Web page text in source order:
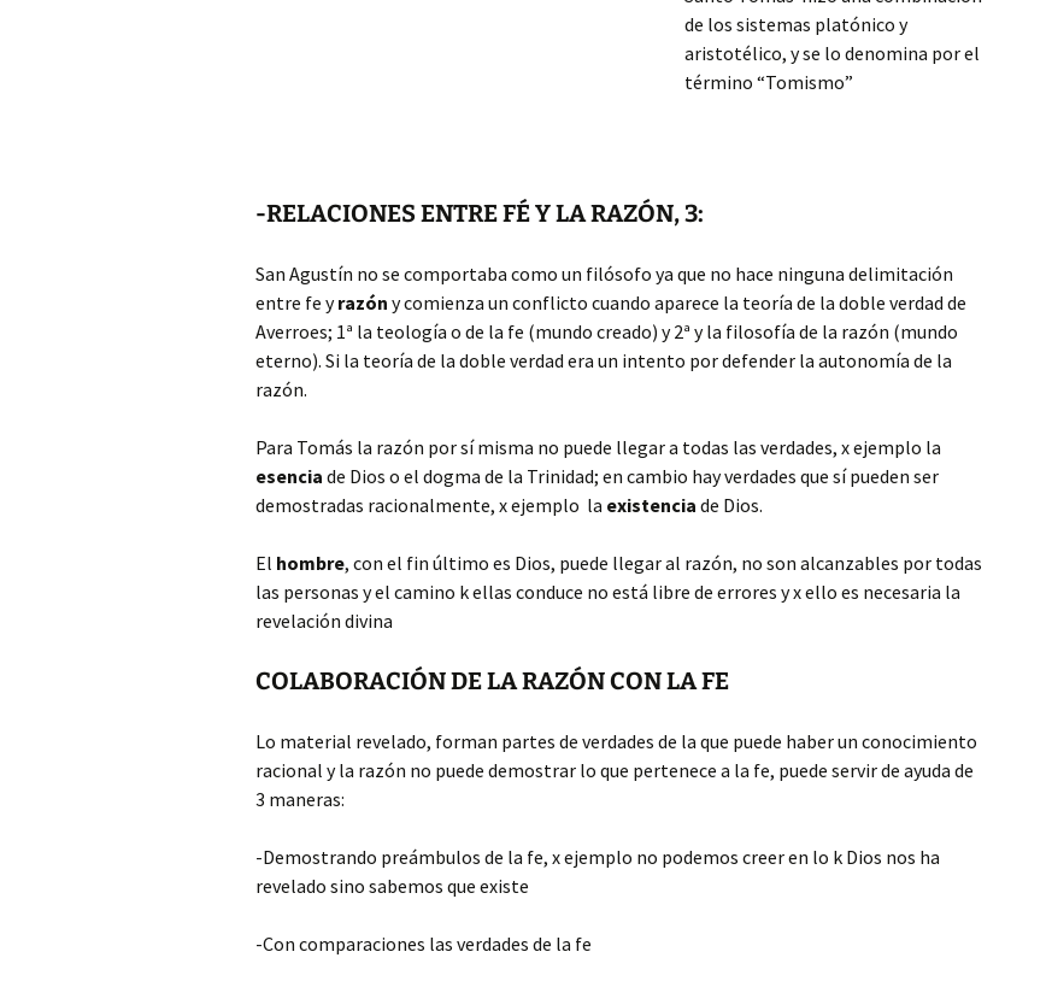
de los sistemas platónico y
aristotélico, y se lo denomina por el
término “Tomismo”
-RELACIONES ENTRE FÉ Y LA RAZÓN, 3:
San Agustín no se comportaba como un filósofo ya que no hace ninguna delimitación
entre fe yrazón y comienza un conflicto cuando aparece la teoría de la doble verdad de
Averroes; 1ª la teología o de la fe (mundo creado) y 2ª y la filosofía de la razón (mundo
eterno). Si la teoría de la doble verdad era un intento por defender la autonomía de la
razón.
Para Tomás la razón por sí misma no puede llegar a todas las verdades, x ejemplo la
esencia de Dios o el dogma de la Trinidad; en cambio hay verdades que sí pueden ser
demostradas racionalmente, x ejemplo la existencia de Dios.
El hombre, con el fin último es Dios, puede llegar al razón, no son alcanzables por todas
las personas y el camino k ellas conduce no está libre de errores y x ello es necesaria la
revelación divina
COLABORACIÓN DE LA RAZÓN CON LA FE
Lo material revelado, forman partes de verdades de la que puede haber un conocimiento
racional y la razón no puede demostrar lo que pertenece a la fe, puede servir de ayuda de
3 maneras:
-Demostrando preámbulos de la fe, x ejemplo no podemos creer en lo k Dios nos ha
revelado sino sabemos que existe
-Con comparaciones las verdades de la fe